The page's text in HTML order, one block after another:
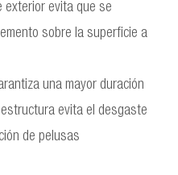
exterior evita que se
sobre la superficie a
una mayor duración
evita el desgaste
de pelusas